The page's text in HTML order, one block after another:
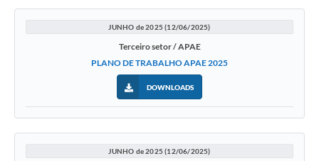
JUNHO de 2025 (12/06/2025)
Terceiro setor / APAE
PLANO DE TRABALHO APAE 2025
DOWNLOADS
JUNHO de 2025 (12/06/2025)